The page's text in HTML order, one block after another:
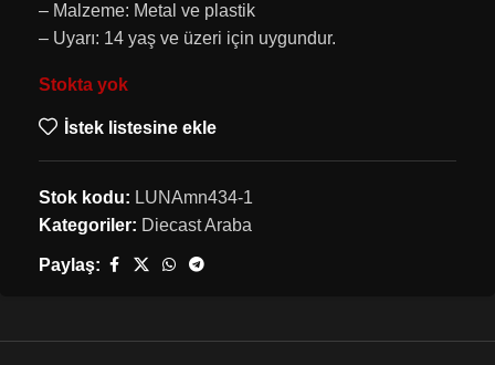
– Malzeme: Metal ve plastik
– Uyarı: 14 yaş ve üzeri için uygundur.
Stokta yok
İstek listesine ekle
Stok kodu: LUNAmn434-1
Kategoriler: Diecast Araba
Paylaş: